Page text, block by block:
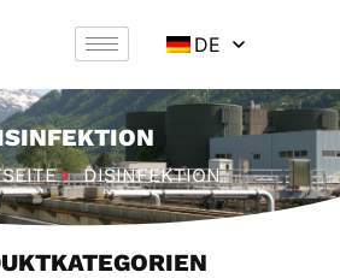
DE
DISINFEKTION